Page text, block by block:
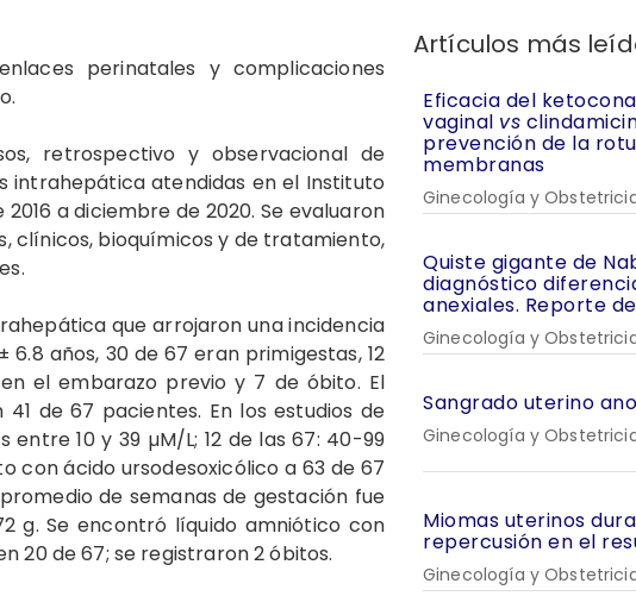
perinatales y complicaciones
retrospectivo y observacional de
intrahepática atendidas en el Instituto
a diciembre de 2020. Se evaluaron
clínicos, bioquímicos y de tratamiento,
que arrojaron una incidencia
años, 30 de 67 eran primigestas, 12
el embarazo previo y 7 de óbito. El
de 67 pacientes. En los estudios de
10 y 39 µM/L; 12 de las 67: 40-99
con ácido ursodesoxicólico a 63 de 67
de semanas de gestación fue
g. Se encontró líquido amniótico con
20 de 67; se registraron 2 óbitos.
Artículos más
Eficacia del
vaginal vs
prevención de la
membranas
Ginecología y
Quiste gigante de
diagnóstico
anexiales. Reporte
Ginecología y
Sangrado uterino
Ginecología y
Miomas uterinos
repercusión en el
Ginecología y